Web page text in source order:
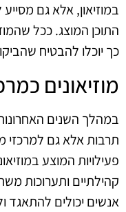
במוזיאון, אלא גם
התוכן המוצג. ככל
כך יוכלו להבטיח
מוזיאונים
במהלך השנים
תרבות אלא גם למרכזי
פעילויות המוצע
קהילתיים ותערוכות
אנשים יכולים להתאגד